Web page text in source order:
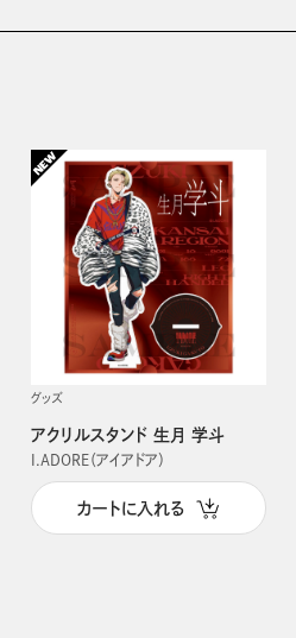
グッズ
アクリルスタンド 生月 学斗
I.ADORE（アイアドア）
カートに入れる